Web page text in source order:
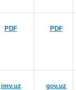
PDF PDF
imv.uz gov.uz